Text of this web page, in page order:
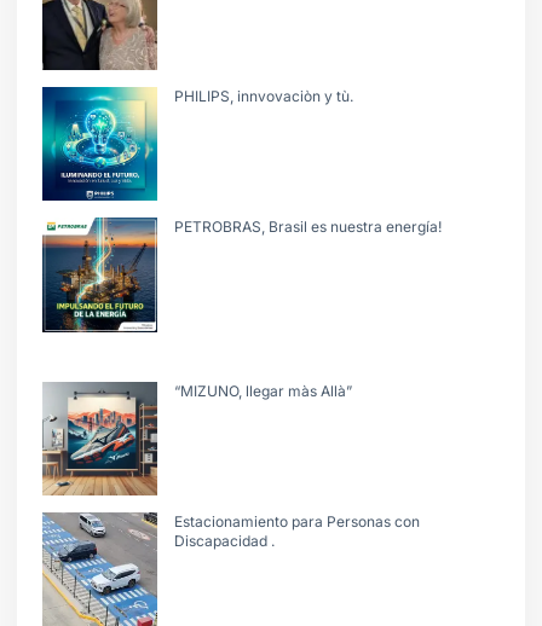
PHILIPS, innvovaciòn y tù.
PETROBRAS, Brasil es nuestra energía!
“MIZUNO, llegar màs Allà”
Estacionamiento para Personas con
Discapacidad .